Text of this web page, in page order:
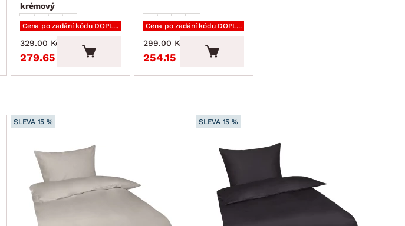
krémový
Cena po zadání kódu DOPLNKY
279.65 Kč
329.00 Kč
Cena po zadání kódu DOPLNKY
254.15 Kč
299.00 Kč
SLEVA 15 % SLEVA 15 %